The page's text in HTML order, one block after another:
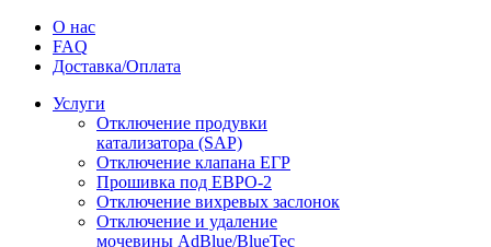
О нас
FAQ
Доставка/Оплата
Услуги
Отключение продувки
катализатора (SAP)
Отключение клапана ЕГР
Прошивка под ЕВРО-2
Отключение вихревых заслонок
Отключение и удаление
мочевины AdBlue/BlueTec